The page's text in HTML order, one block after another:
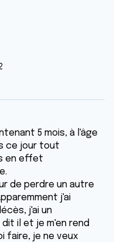
5 mois, à l'âge
ce jour tout
en effet
de perdre un autre
j'ai
j'ai un
il et je m'en rend
faire, je ne veux